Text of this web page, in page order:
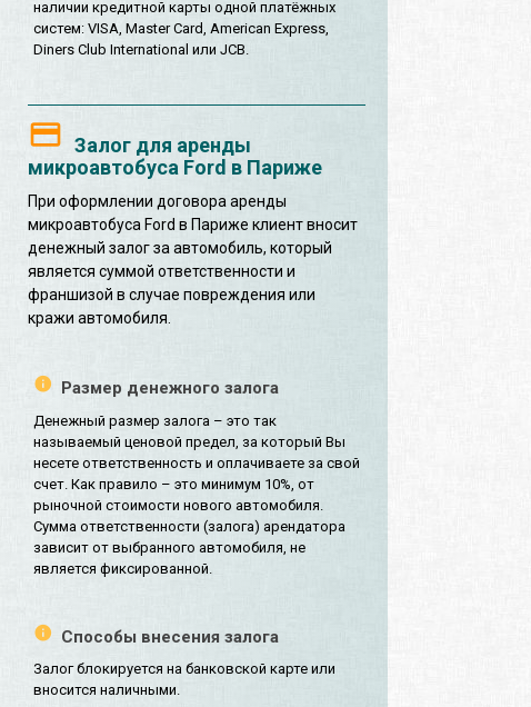
наличии кредитной карты одной платёжных
систем: VISA, Master Card, American Express,
Diners Club International или JCB.
Залог для аренды
микроавтобуса Ford в Париже
При оформлении договора аренды
микроавтобуса Ford в Париже клиент вносит
денежный залог за автомобиль, который
является суммой ответственности и
франшизой в случае повреждения или
кражи автомобиля.
Размер денежного залога
Денежный размер залога – это так
называемый ценовой предел, за который Вы
несете ответственность и оплачиваете за свой
счет. Как правило – это минимум 10%, от
рыночной стоимости нового автомобиля.
Сумма ответственности (залога) арендатора
зависит от выбранного автомобиля, не
является фиксированной.
Способы внесения залога
Залог блокируется на банковской карте или
вносится наличными.